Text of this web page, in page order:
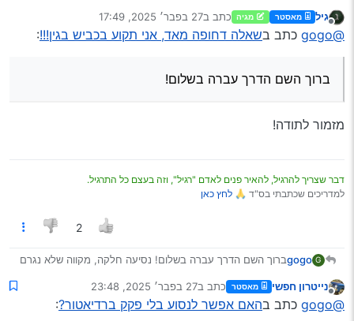
מילאתי לפני שיצאתי גלון שלם של מים ירוקים! הכול התאדה
שם.
@EBA כתב בשאלה דחופה מאד, אני תקוע בכביש בגין!!!
על מד החום.
גיל מאסטר מגיה כתב ב27 בפבר׳ 2025, 17:49
נערך לאחרונה על ידי
@gogo כתב בשאלה דחופה מאד, אני תקוע בכביש בגין!!!:
ברוך השם הדרך עברה בשלום!
מזמור לתודה!
דבר שצריך להרגיל, להאיר פנים לאדם "רגיל", וזה בעצם כל התרגיל.
למדריכים שכתבתי בס"ד 🙏 לחץ כאן
2
G
gogoברוך השם הדרך עברה בשלום! נסיעה חלקה, מקווה שלא נגרם
מילאתי לפני שיצאתי גלון שלם של מים ירוקים! הכול התאדה
שם.
@EBA כתב בשאלה דחופה מאד, אני תקוע בכביש בגין!!! נייטרון חפשי מאסטר כתב ב27 בפבר׳ 2025, 23:48
נערך לאחרונה על ידי
@gogo כתב בהאם אפשר לנסוע בלי פקק ברדיאטור?: